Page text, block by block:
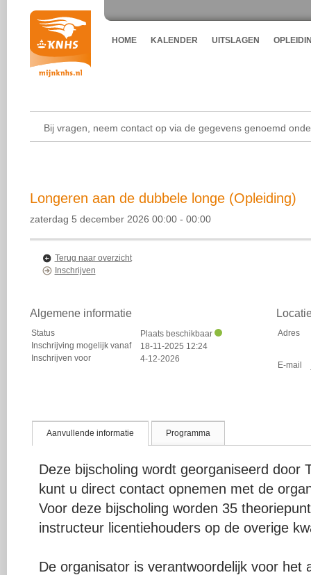
HOME KALENDER UITSLAGEN
Bij vragen, neem contact op via de gegevens genoemd
Longeren aan de dubbele longe (Opleiding)
zaterdag 5 december 2026 00:00 - 00:00
Terug naar overzicht
Inschrijven
Algemene informatie
Status
Plaats beschikbaar
Inschrijving mogelijk vanaf
18-11-2025 12:24
Inschrijven voor
4-12-2026
Adres
E-mail
Aanvullende informatie Programma
Deze bijscholing wordt georganiseerd door
kunt u direct contact opnemen met de
Voor deze bijscholing worden 35
instructeur licentiehouders op de overige
De organisator is verantwoordelijk voor het